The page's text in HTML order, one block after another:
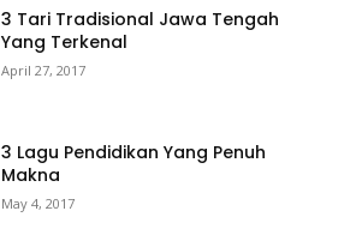
3 Tari Tradisional Jawa Tengah
Yang Terkenal
April 27, 2017
3 Lagu Pendidikan Yang Penuh
Makna
May 4, 2017